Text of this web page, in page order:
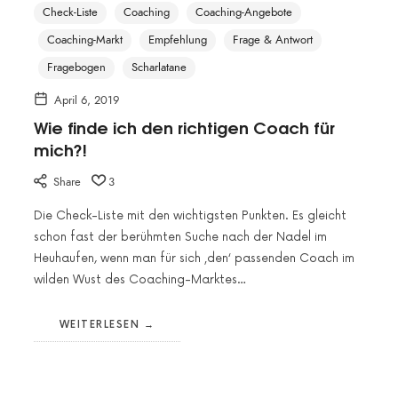
Check-Liste Coaching
Coaching-Angebote
Coaching-Markt
Empfehlung
Frage & Antwort
Fragebogen
Scharlatane
April 6, 2019
Wie finde ich den richtigen Coach für
mich?!
Share 3
Die Check-Liste mit den wichtigsten Punkten. Es gleicht
schon fast der berühmten Suche nach der Nadel im
Heuhaufen, wenn man für sich ‚den‘ passenden Coach im
wilden Wust des Coaching-Marktes…
WEITERLESEN